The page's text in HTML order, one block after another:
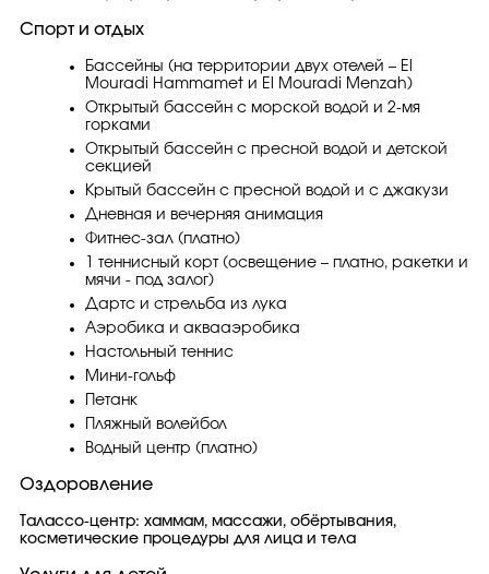
Спорт и отдых
Бассейны (на территории двух отелей – El
Mouradi Hammamet и El Mouradi Menzah)
Открытый бассейн с морской водой и 2-мя
горками
Открытый бассейн с пресной водой и детской
секцией
Крытый бассейн с пресной водой и с джакузи
Дневная и вечерняя анимация
Фитнес-зал (платно)
1 теннисный корт (освещение – платно, ракетки и
мячи - под залог)
Дартс и стрельба из лука
Аэробика и аквааэробика
Настольный теннис
Мини-гольф
Петанк
Пляжный волейбол
Водный центр (платно)
Оздоровление
Талассо-центр: хаммам, массажи, обёртывания,
косметические процедуры для лица и тела